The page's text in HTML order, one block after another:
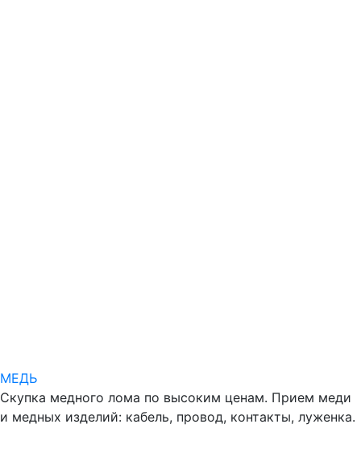
МЕДЬ
Скупка медного лома по высоким ценам. Прием меди
и медных изделий: кабель, провод, контакты, луженка.